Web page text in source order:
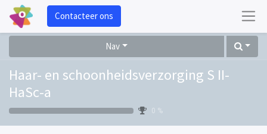
Contacteer ons
Nav
Haar- en schoonheidsverzorging S II-
HaSc-a
0 %